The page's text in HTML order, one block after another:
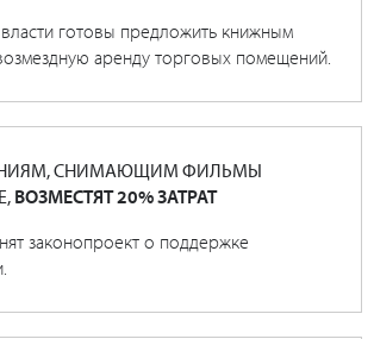
готовы предложить книжным
аренду торговых помещений.
СНИМАЮЩИМ ФИЛЬМЫ
ВОЗМЕСТЯТ 20% ЗАТРАТ
законопроект о поддержке